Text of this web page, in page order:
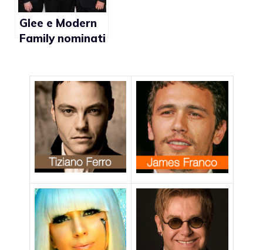
Glee e Modern
Family nominati